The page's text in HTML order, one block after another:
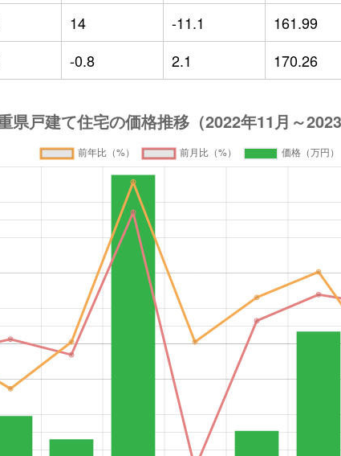
14 -11.1 161.99
-0.8 2.1 170.26